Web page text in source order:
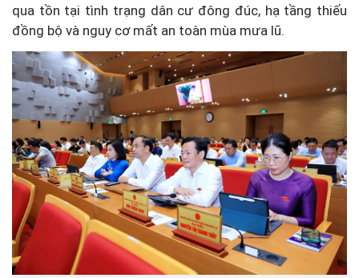
qua tồn tại tình trạng dân cư đông đúc, hạ tầng thiếu
đồng bộ và nguy cơ mất an toàn mùa mưa lũ.